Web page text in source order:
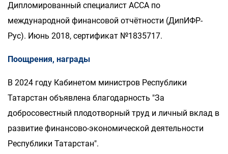
Дипломированный специалист АССА по
международной финансовой отчётности (ДипИФР-
Рус). Июнь 2018, сертификат №1835717.
Поощрения, награды
В 2024 году Кабинетом министров Республики
Татарстан объявлена благодарность "За
добросовестный плодотворный труд и личный вклад в
развитие финансово-экономической деятельности
Республики Татарстан".